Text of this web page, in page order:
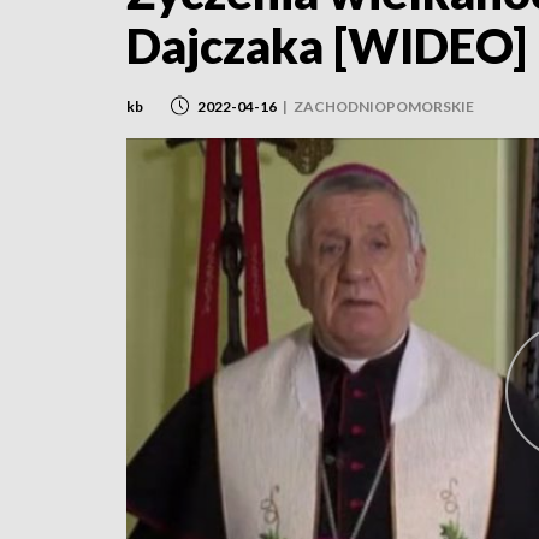
Dajczaka [WIDEO]
kb 2022-04-16 | ZACHODNIOPOMORSKIE